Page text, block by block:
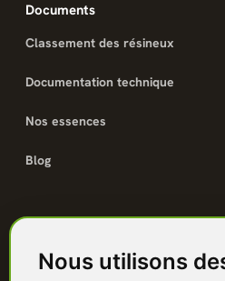
Nous utilisons
Documents
Classement des résineux
Documentation technique
Nos essences
Blog
Terrasse bois